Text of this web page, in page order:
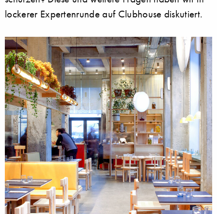
lockerer Expertenrunde auf Clubhouse diskutiert.